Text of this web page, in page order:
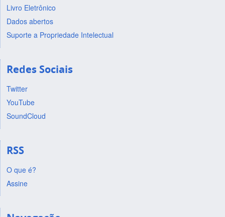
Livro Eletrônico
Dados abertos
Suporte a Propriedade Intelectual
Redes Sociais
Twitter
YouTube
SoundCloud
RSS
O que é?
Assine